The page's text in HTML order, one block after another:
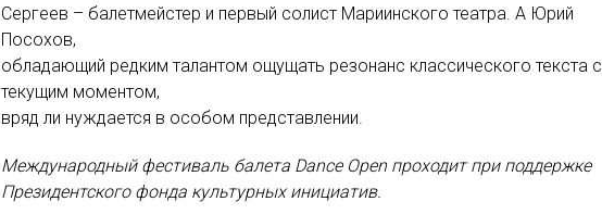
Сергеев – балетмейстер и первый солист Мариинского театра. А Юрий
Посохов,
обладающий редким талантом ощущать резонанс классического текста с
текущим моментом,
вряд ли нуждается в особом представлении.
Международный фестиваль балета Dance Open проходит при поддержке
Президентского фонда культурных инициатив.